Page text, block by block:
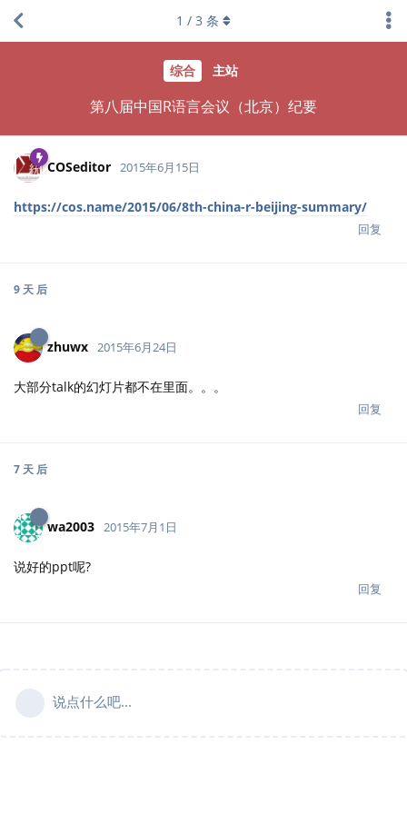
综合 主站
第八届中国R语言会议（北京）纪要
1 / 3 条
COSeditor 2015年6月15日
https://cos.name/2015/06/8th-china-r-beijing-summary/
回复
9 天 后
zhuwx 2015年6月24日
大部分talk的幻灯片都不在里面。。。
回复
7 天 后
wa2003 2015年7月1日
说好的ppt呢?
回复
说点什么吧...